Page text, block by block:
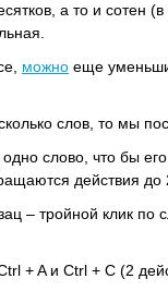
а то и сотен (в
можно еще
слов, то мы
одно слово, что бы
действия до
– тройной клик по
+ A и Ctrl + C (2